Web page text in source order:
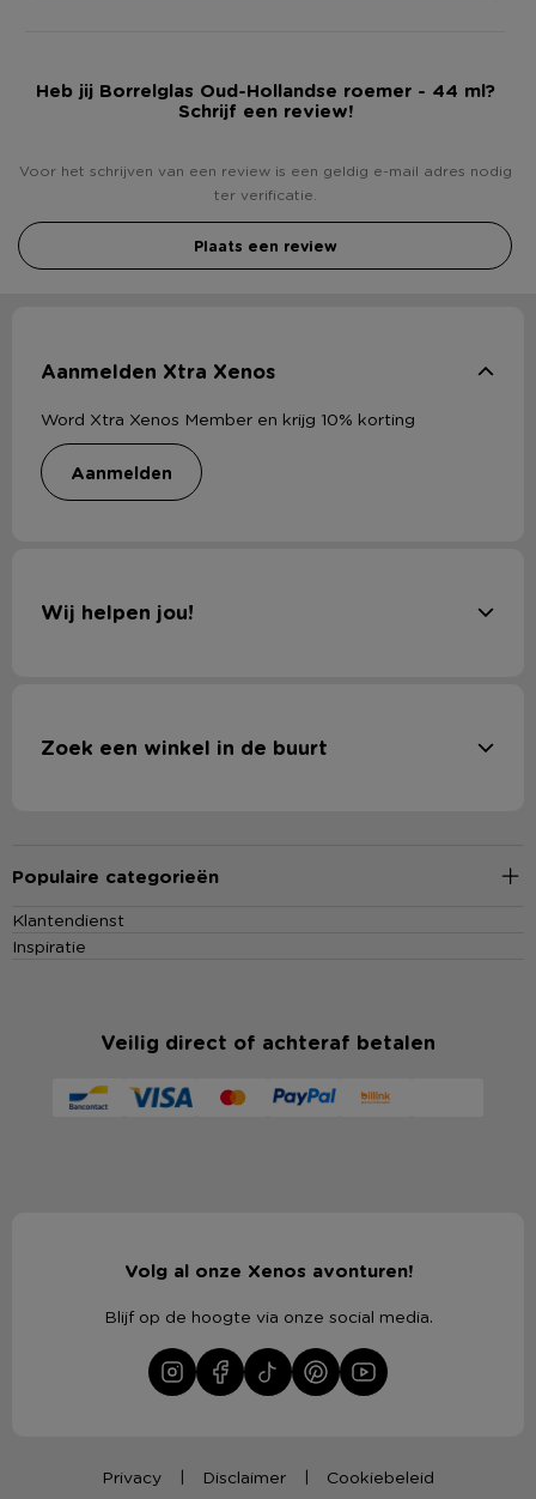
Heb jij Borrelglas Oud-Hollandse roemer - 44 ml?
Schrijf een review!
Voor het schrijven van een review is een geldig e-mail adres nodig
ter verificatie.
Plaats een review
Aanmelden Xtra Xenos
Word Xtra Xenos Member en krijg 10% korting
aanmelden
Wij helpen jou!
Zoek een winkel in de buurt
Populaire categorieën
Klantendienst
Inspiratie
Veilig direct of achteraf betalen
Volg al onze Xenos avonturen!
Blijf op de hoogte via onze social media.
Privacy Disclaimer
Cookiebeleid